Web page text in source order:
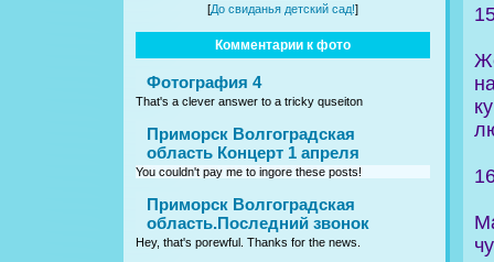
[До свиданья детский сад!]
Комментарии к фото
Фотография 4
That's a clever answer to a tricky quseiton
Приморск Волгоградская
область Концерт 1 апреля
You couldn't pay me to ingore these posts!
Приморск Волгоградская
область.Последний звонок
Hey, that's porewful. Thanks for the news.